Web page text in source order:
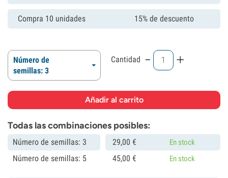
Compra 10 unidades 15% de descuento
Número de
semillas: 3
Cantidad - +
Todas las combinaciones posibles:
Número de semillas: 3 29,00 € En stock
Número de semillas: 5 45,00 € En stock